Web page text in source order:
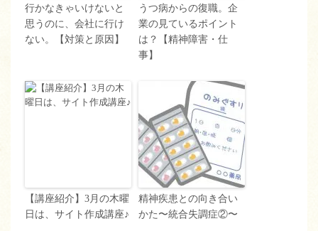
行かなきゃいけないと
思うのに、会社に行け
ない。【対策と原因】
うつ病からの復職。企
業の見ているポイント
は？【精神障害・仕
事】
【講座紹介】3月の木曜
日は、サイト作成講座♪
精神疾患との向き合い
かた〜統合失調症②〜